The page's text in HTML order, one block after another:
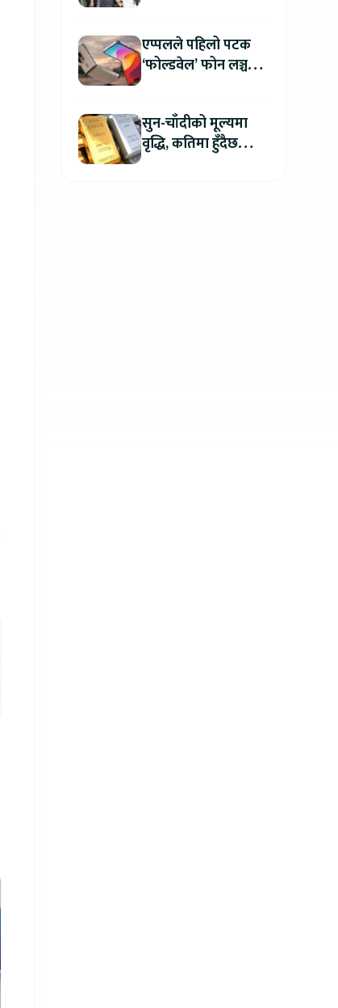
एप्पलले पहिलो पटक
‘फोल्डवेल’ फोन लञ्च
सुन-चाँदीको मूल्यमा
वृद्धि, कतिमा हुँदैछ